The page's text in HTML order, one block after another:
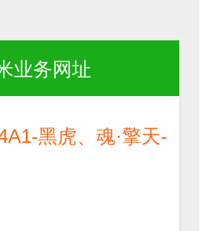
业务网址
黑虎、魂·擎天-